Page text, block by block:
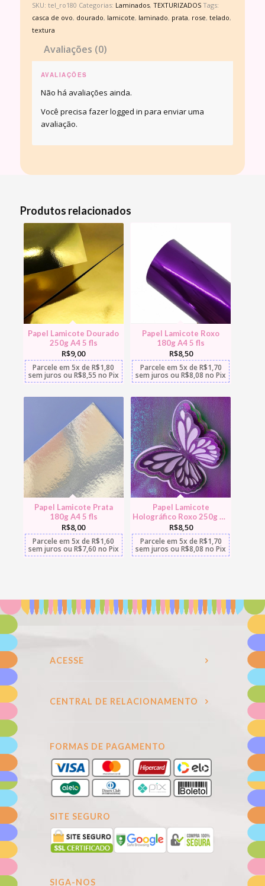
SKU: tel_ro180 Categorias: Laminados, TEXTURIZADOS Tags:
casca de ovo, dourado, lamicote, laminado, prata, rose, telado,
textura
Avaliações (0)
AVALIAÇÕES
Não há avaliações ainda.
Você precisa fazerlogged in para enviar uma
avaliação.
Produtos relacionados
Papel Lamicote Dourado
250g A4 5 fls
R$9,00
Parcele em5xdeR$1,80
sem juros ou R$8,55 no Pix
Papel Lamicote Roxo
180g A4 5 fls
R$8,50
Parcele em 5xdeR$1,70
sem jurosouR$8,08 no Pix
Papel Lamicote Prata
180g A4 5 fls
R$8,00
Parcele em5xdeR$1,60
sem juros ou R$7,60 no Pix
Papel Lamicote
Holográfico Roxo 250g A4
5 fls
R$8,50
Parcele em 5xdeR$1,70
sem jurosouR$8,08 no Pix
ACESSE
CENTRAL DE RELACIONAMENTO
FORMAS DE PAGAMENTO
SITE SEGURO
SIGA-NOS